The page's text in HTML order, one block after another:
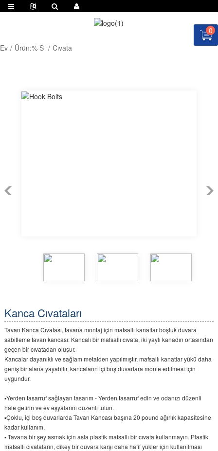
0
Ev
Ürün:% S Cıvata
Kanca Cıvataları
Tavan Kanca Cıvatası, tavana montaj için mafsallı kanatlar boşluk duvara
sabitleme tavan kancası: Kancalı bir mafsallı cıvata, iki yaylı kanadın ortasından
geçen bir cıvatadan oluşur.
Kancalar dayanıklı ve sağlam metalden yapılmıştır, mafsallı kanatlar yükü daha
geniş bir alana yayabilir, kancaların içi boş duvarlara monte edilmesi için
uygundur.
▪Yerden tasarruf sağlayan tasarım - Yerden tasarruf edin ve odanızı düzenli
hale getirin ve ev eşyalarını düzenli tutun.
▪Çoklu, içi boş duvarlarda Tavan Kancası başına 20 pound ağırlık kapasitesine
kadar kullanım.
▪ Tavana bir şey asmak için asla plastik mafsallı bir cıvata kullanmayın. Plastik
mafsallı cıvataların, dikey bir duvara karşı daha hafif yükler için kullanılması